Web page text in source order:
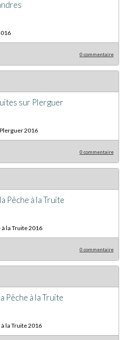
0 commentaire
sur Plerguer
2016
0 commentaire
Pêche à la Truite
la Truite 2016
0 commentaire
Pêche à la Truite
la Truite 2016